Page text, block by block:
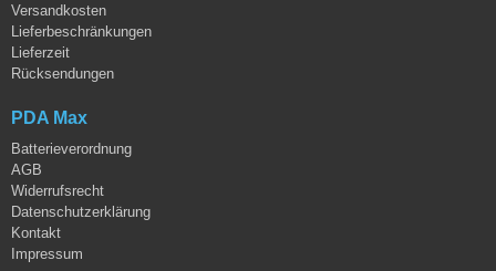
Versandkosten
Lieferbeschränkungen
Lieferzeit
Rücksendungen
PDA Max
Batterieverordnung
AGB
Widerrufsrecht
Datenschutzerklärung
Kontakt
Impressum